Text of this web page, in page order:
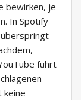
bewirken, je
In Spotify
führt
keine